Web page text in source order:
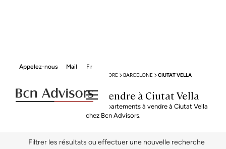
Mail
Appelez-nous Fr
APPARTEMENTS À VENDRE BARCELONE CIUTAT VELLA
Appartements à vendre à Ciutat Vella
Explorez notre sélection de appartements à vendre à Ciutat Vella
chez Bcn Advisors.
Filtrer les résultats ou effectuer une nouvelle recherche